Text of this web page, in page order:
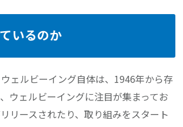
いるのか
ェルビーイング自体は、1946年から存
ウェルビーイングに注目が集まってお
リースされたり、取り組みをスタート